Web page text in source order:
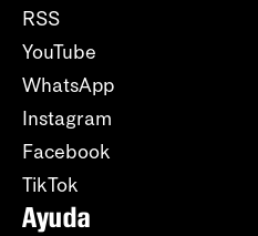
RSS
YouTube
WhatsApp
Instagram
Facebook
TikTok
Ayuda